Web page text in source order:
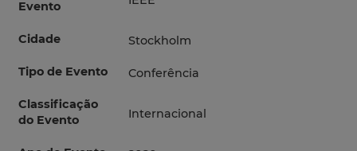
Evento
Cidade Stockholm
Tipo de Evento Conferência
Classificação
do Evento
Internacional